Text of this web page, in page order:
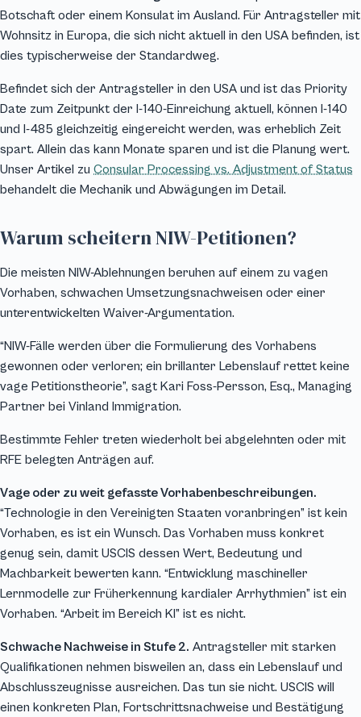
Botschaft oder einem Konsulat im Ausland. Für Antragsteller mit
Wohnsitz in Europa, die sich nicht aktuell in den USA befinden, ist
dies typischerweise der Standardweg.
Befindet sich der Antragsteller in den USA und ist das Priority
Date zum Zeitpunkt der I-140-Einreichung aktuell, können I-140
und I-485 gleichzeitig eingereicht werden, was erheblich Zeit
spart. Allein das kann Monate sparen und ist die Planung wert.
Unser Artikel zu Consular Processing vs. Adjustment of Status
behandelt die Mechanik und Abwägungen im Detail.
Warum scheitern NIW-Petitionen?
Die meisten NIW-Ablehnungen beruhen auf einem zu vagen
Vorhaben, schwachen Umsetzungsnachweisen oder einer
unterentwickelten Waiver-Argumentation.
“NIW-Fälle werden über die Formulierung des Vorhabens
gewonnen oder verloren; ein brillanter Lebenslauf rettet keine
vage Petitionstheorie”, sagt Kari Foss-Persson, Esq., Managing
Partner bei Vinland Immigration.
Bestimmte Fehler treten wiederholt bei abgelehnten oder mit
RFE belegten Anträgen auf.
Vage oder zu weit gefasste Vorhabenbeschreibungen.
“Technologie in den Vereinigten Staaten voranbringen” ist kein
Vorhaben, es ist ein Wunsch. Das Vorhaben muss konkret
genug sein, damit USCIS dessen Wert, Bedeutung und
Machbarkeit bewerten kann. “Entwicklung maschineller
Lernmodelle zur Früherkennung kardialer Arrhythmien” ist ein
Vorhaben. “Arbeit im Bereich KI” ist es nicht.
Schwache Nachweise in Stufe 2. Antragsteller mit starken
Qualifikationen nehmen bisweilen an, dass ein Lebenslauf und
Abschlusszeugnisse ausreichen. Das tun sie nicht. USCIS will
einen konkreten Plan, Fortschrittsnachweise und Bestätigung